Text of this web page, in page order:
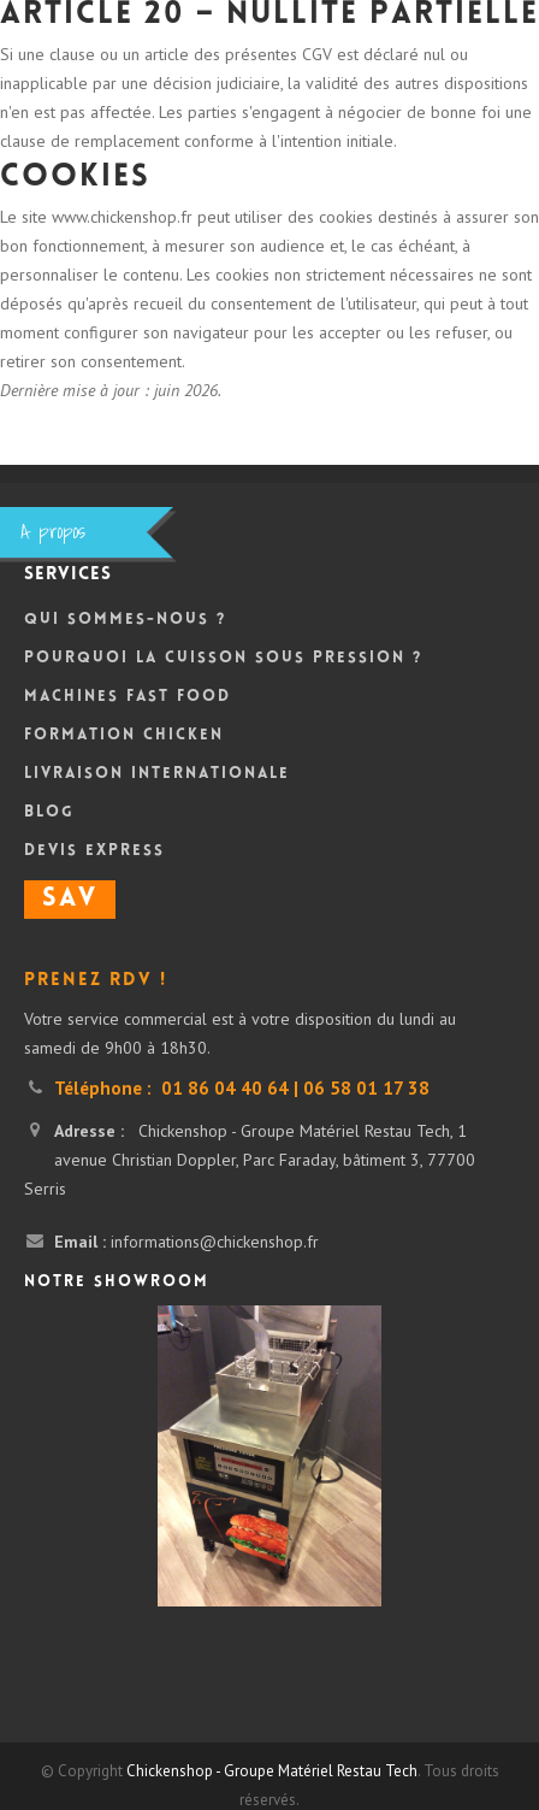
Article 20 – Nullité partielle
Si une clause ou un article des présentes CGV est déclaré nul ou
inapplicable par une décision judiciaire, la validité des autres dispositions
n'en est pas affectée. Les parties s'engagent à négocier de bonne foi une
clause de remplacement conforme à l'intention initiale.
Cookies
Le site www.chickenshop.fr peut utiliser des cookies destinés à assurer son
bon fonctionnement, à mesurer son audience et, le cas échéant, à
personnaliser le contenu. Les cookies non strictement nécessaires ne sont
déposés qu'après recueil du consentement de l'utilisateur, qui peut à tout
moment configurer son navigateur pour les accepter ou les refuser, ou
retirer son consentement.
Dernière mise à jour : juin 2026.
© Copyright Chickenshop - Groupe Matériel Restau Tech. Tous droits
réservés.
Services
Qui sommes-nous ?
Pourquoi la cuisson sous pression ?
Machines Fast Food
Formation Chicken
Livraison internationale
Blog
DEVIS Express
SAV
Prenez RDV !
Votre service commercial est à votre disposition du lundi au
samedi de 9h00 à 18h30.
Téléphone : 01 86 04 40 64 | 06 58 01 17 38
Adresse : Chickenshop - Groupe Matériel Restau Tech, 1
avenue Christian Doppler, Parc Faraday, bâtiment 3, 77700
Serris
Email : informations@chickenshop.fr
Notre showroom
A propos